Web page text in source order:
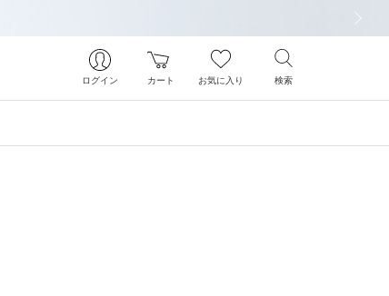
ログイン カート お気に入り 検索